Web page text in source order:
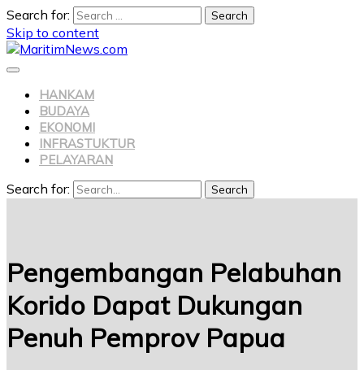
Search for:
Skip to content
HANKAM
BUDAYA
EKONOMI
INFRASTUKTUR
PELAYARAN
Search for: Search
Pengembangan Pelabuhan
Korido Dapat Dukungan
Penuh Pemprov Papua